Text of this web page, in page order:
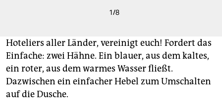
1/8
Hoteliers aller Länder, vereinigt euch! Fordert das
Einfache: zwei Hähne. Ein blauer, aus dem kaltes,
ein roter, aus dem warmes Wasser fließt.
Dazwischen ein einfacher Hebel zum Umschalten
auf die Dusche.